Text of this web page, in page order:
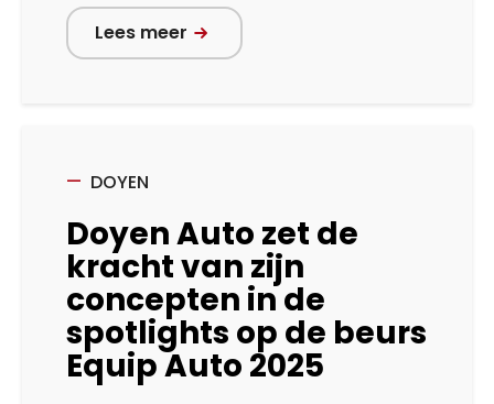
Lees meer
DOYEN
Doyen Auto zet de
kracht van zijn
concepten in de
spotlights op de beurs
Equip Auto 2025